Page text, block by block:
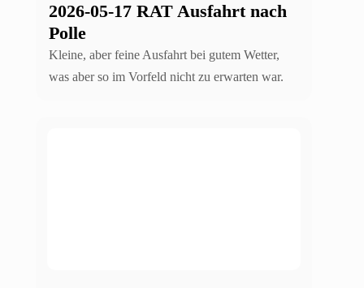
2026-05-17 RAT Ausfahrt nach
Polle
Kleine, aber feine Ausfahrt bei gutem Wetter,
was aber so im Vorfeld nicht zu erwarten war.